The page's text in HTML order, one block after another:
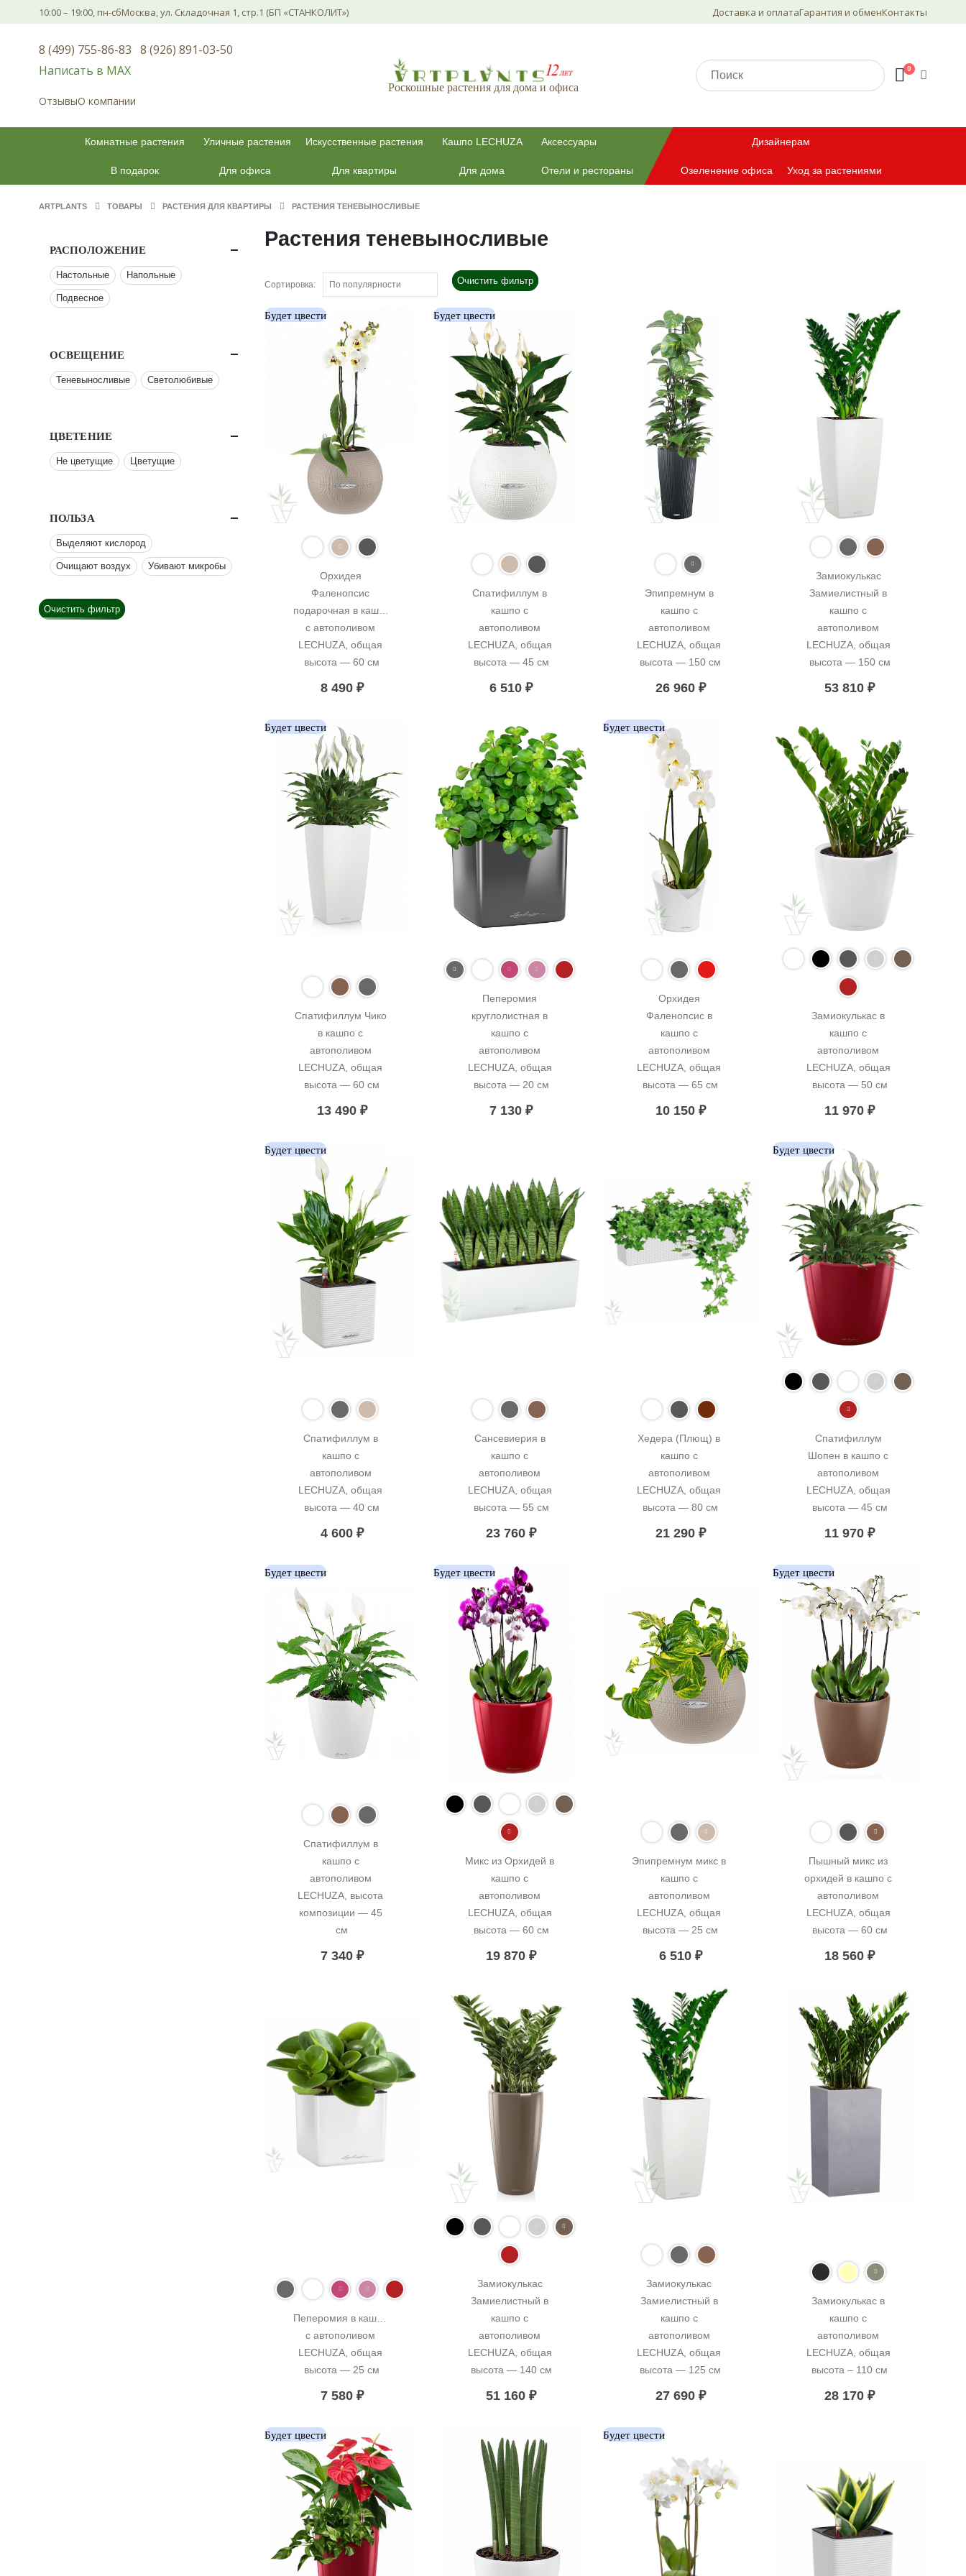
10:00 – 19:00, пн-сбМосква, ул. Складочная 1, стр.1 (БП «СТАНКОЛИТ») Доставка и оплатаГарантия и обменКонтакты
8 (499) 755-86-83 8 (926) 891-03-50
Написать в МАХ
ОтзывыО компании
Роскошные растения для дома и офиса
0
Комнатные растения Уличные растения Искусственные растения Кашпо LECHUZA Аксессуары
В подарок Озеленение офиса Уход за растениями
Для офиса
Дизайнерам
Для квартиры Для дома Отели и рестораны
ARTPLANTS ТОВАРЫ РАСТЕНИЯ ДЛЯ КВАРТИРЫ РАСТЕНИЯ ТЕНЕВЫНОСЛИВЫЕ
Растения теневыносливые
Сортировка: Очистить фильтр
Будет цвести
Орхидея
Фаленопсис
подарочная в кашпо
с автополивом
LECHUZA, общая
высота — 60 см
8 490 ₽
Будет цвести
Спатифиллум в
кашпо с
автополивом
LECHUZA, общая
высота — 45 см
6 510₽
Эпипремнум в
кашпо с
автополивом
LECHUZA, общая
высота — 150 см
26 960 ₽
Замиокулькас
Замиелистный в
кашпо с
автополивом
LECHUZA, общая
высота — 150 см
53 810₽
Будет цвести
Спатифиллум Чико
в кашпо с
автополивом
LECHUZA, общая
высота — 60 см
13 490 ₽
Пеперомия
круглолистная в
кашпо с
автополивом
LECHUZA, общая
высота — 20 см
7 130₽
Будет цвести
Орхидея
Фаленопсис в
кашпо с
автополивом
LECHUZA, общая
высота — 65 см
10 150 ₽
Замиокулькас в
кашпо с
автополивом
LECHUZA, общая
высота — 50 см
11 970₽
Будет цвести
Спатифиллум в
кашпо с
автополивом
LECHUZA, общая
высота — 40 см
4 600 ₽
Сансевиерия в
кашпо с
автополивом
LECHUZA, общая
высота — 55 см
23 760₽
Хедера (Плющ) в
кашпо с
автополивом
LECHUZA, общая
высота — 80 см
21 290 ₽
Будет цвести
Спатифиллум
Шопен в кашпо с
автополивом
LECHUZA, общая
высота — 45 см
11 970₽
Будет цвести
Спатифиллум в
кашпо с
автополивом
LECHUZA, высота
композиции — 45
см
7 340 ₽
Будет цвести
Микс из Орхидей в
кашпо с
автополивом
LECHUZA, общая
высота — 60 см
19 870₽
Эпипремнум микс в
кашпо с
автополивом
LECHUZA, общая
высота — 25 см
6 510 ₽
Будет цвести
Пышный микс из
орхидей в кашпо с
автополивом
LECHUZA, общая
высота — 60 см
18 560₽
Пеперомия в кашпо
с автополивом
LECHUZA, общая
высота — 25 см
7 580 ₽
Замиокулькас
Замиелистный в
кашпо с
автополивом
LECHUZA, общая
высота — 140 см
51 160₽
Замиокулькас
Замиелистный в
кашпо с
автополивом
LECHUZA, общая
высота — 125 см
27 690 ₽
Замиокулькас в
кашпо с
автополивом
LECHUZA, общая
высота – 110 см
28 170₽
Будет цвести Будет цвести
РАСПОЛОЖЕНИЕ
Настольные Напольные
Подвесное
ОСВЕЩЕНИЕ
Теневыносливые Светолюбивые
ЦВЕТЕНИЕ
Не цветущие Цветущие
ПОЛЬЗА
Выделяют кислород
Очищают воздух Убивают микробы
Очистить фильтр